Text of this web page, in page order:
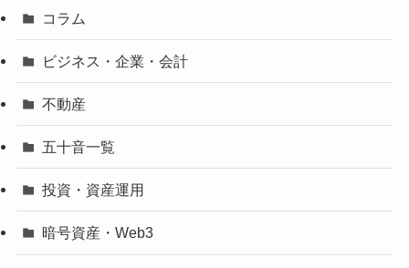
コラム
ビジネス・企業・会計
不動産
五十音一覧
投資・資産運用
暗号資産・Web3